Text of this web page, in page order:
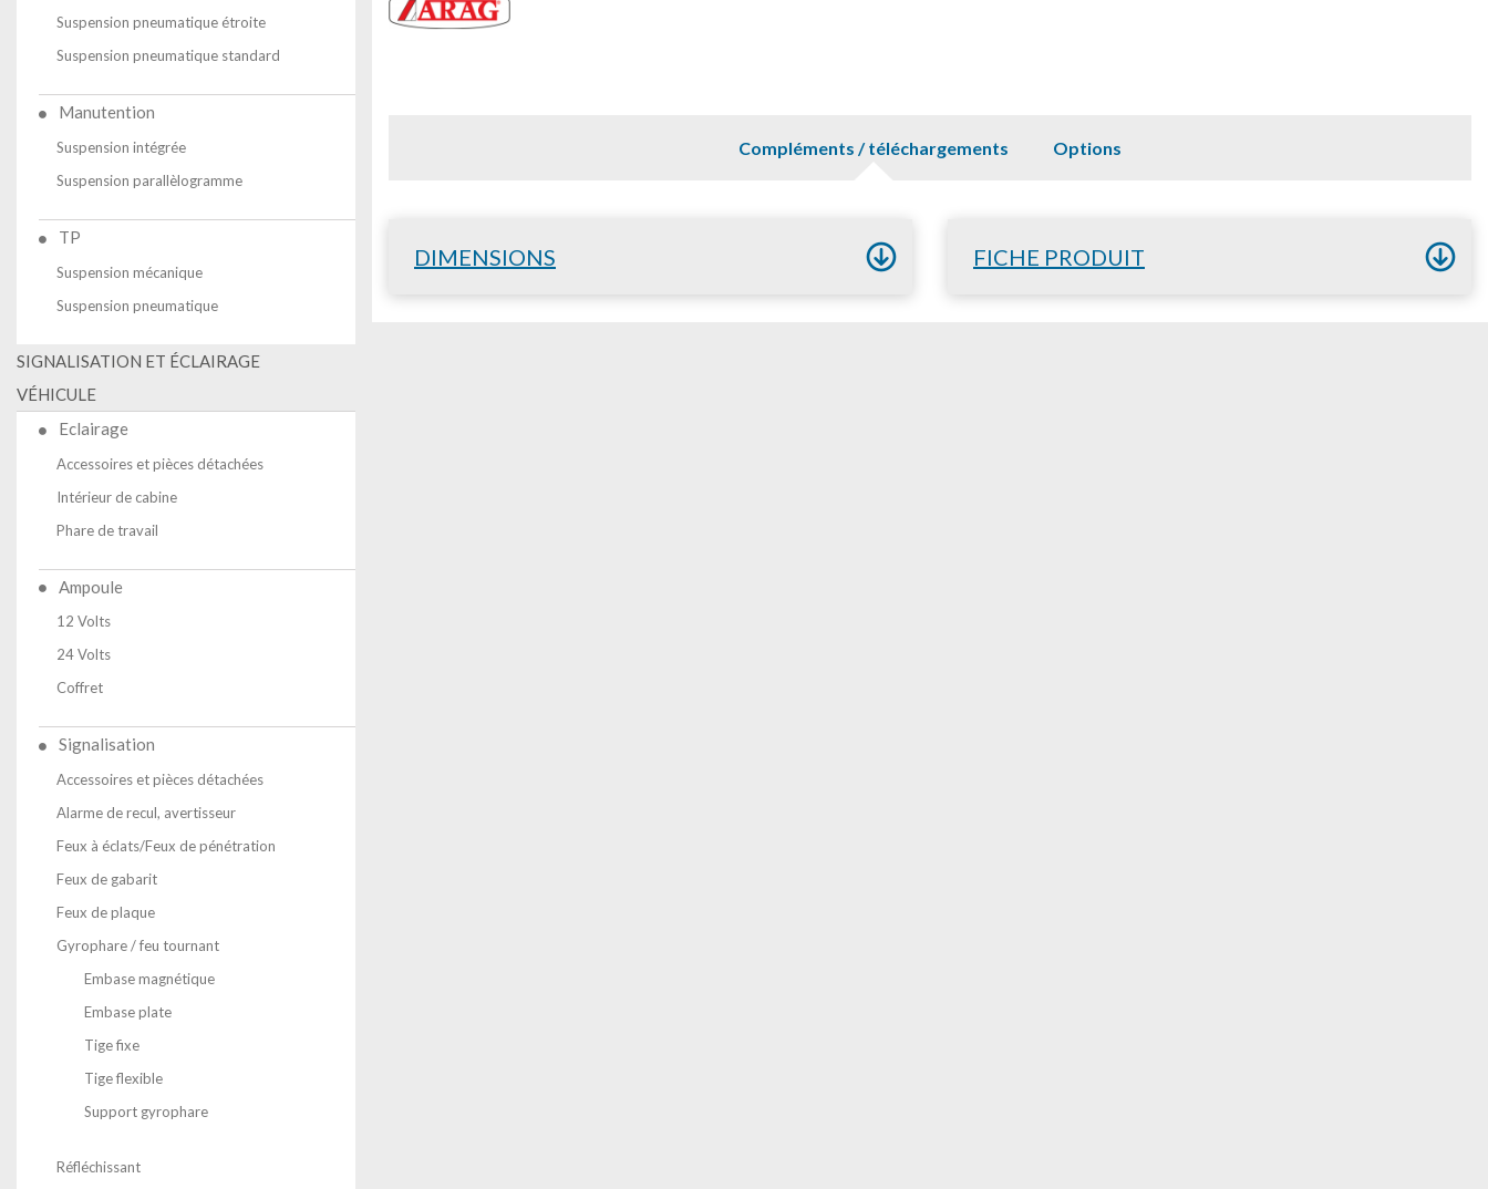
Suspension pneumatique étroite
Suspension pneumatique standard
Manutention
Suspension intégrée
Suspension parallèlogramme
TP
Suspension mécanique
Suspension pneumatique
SIGNALISATION ET ÉCLAIRAGE
VÉHICULE
Eclairage
Accessoires et pièces détachées
Intérieur de cabine
Phare de travail
Ampoule
12 Volts
24 Volts
Coffret
Signalisation
Accessoires et pièces détachées
Alarme de recul, avertisseur
Feux à éclats/Feux de pénétration
Feux de gabarit
Feux de plaque
Gyrophare / feu tournant
Embase magnétique
Embase plate
Tige fixe
Tige flexible
Support gyrophare
Réfléchissant
Compléments / téléchargements Options
DIMENSIONS FICHE PRODUIT